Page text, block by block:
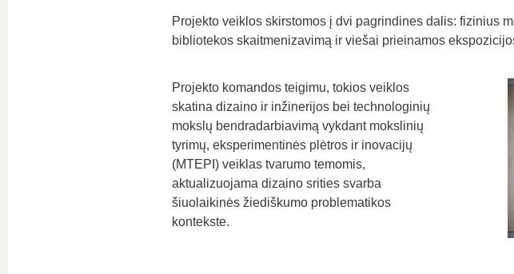
Projekto veiklos skirstomos į dvi pagrindines dalis: fizinius
bibliotekos skaitmenizavimą ir viešai prieinamos
Projekto komandos teigimu, tokios veiklos
skatina dizaino ir inžinerijos bei technologinių
mokslų bendradarbiavimą vykdant mokslinių
tyrimų, eksperimentinės plėtros ir inovacijų
(MTEPI) veiklas tvarumo temomis,
aktualizuojama dizaino srities svarba
šiuolaikinės žiediškumo problematikos
kontekste.